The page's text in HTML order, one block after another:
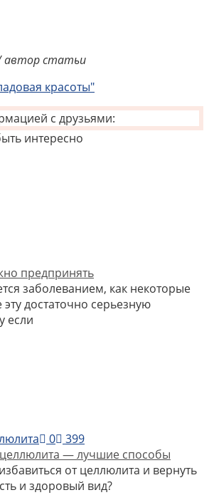
автор статьи
красоты"
с друзьями:
интересно
предпринять
заболеванием, как некоторые
достаточно серьезную
если
0
399
целлюлита — лучшие способы
от целлюлита и вернуть
и здоровый вид?